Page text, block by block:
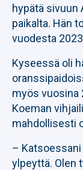
hypätä sivuun
paikalta. Hän
vuodesta
Kyseessä oli
myös vuosina
Koeman
mahdollisesti
–
ylpeyttä. Olen